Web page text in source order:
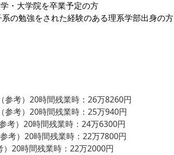
・大学院を卒業予定の方
の勉強をされた経験のある理系学部出身の方
）20時間残業時：26万8260円
）20時間残業時：25万940円
20時間残業時：24万6300円
）20時間残業時：22万7800円
20時間残業時：22万2000円